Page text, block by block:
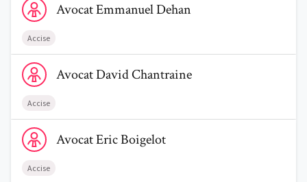
Blog
Comment nous vous aidons
AvocatEmmanuelDehan
Accise
Voir le profil de AvocatDavid Chantraine
AvocatDavidChantraine
Accise
Voir le profil de AvocatEric Boigelot
AvocatEricBoigelot
Accise